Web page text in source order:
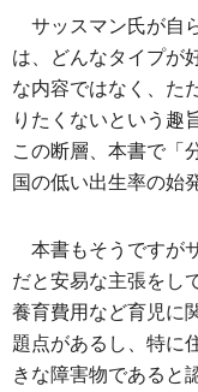
サッスマン氏が自
は、どんなタイプが
な内容ではなく、た
りたくないという趣
この断層、本書で「
国の低い出生率の始
本書もそうですが
だと安易な主張をし
養育費用など育児に
題点があるし、特に
きな障害物であると